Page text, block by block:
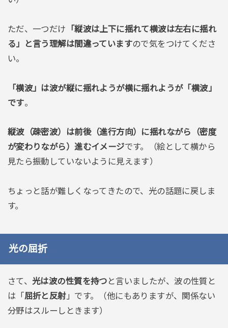
ただ、一つだけ 「縦波は上下に揺れて横波は左右に揺れ
る」と言う理解は間違っていますので気をつけてくださ
い。
「横波」は波が縦に揺れようが横に揺れようが「横波」
です。
縦波（疎密波）は前後（進行方向）に揺れながら（密度
が変わりながら）進むイメージです。（絵として横から
見たら振動していないように見えます）
ちょっと話が難しくなってきたので、光の話題に戻しま
す。
光の屈折
さて、 光は波の性質を持つ と言いましたが、波の性質と
は「屈折と反射」です。（他にもありますが、関係ない
分野はスルーしときます）